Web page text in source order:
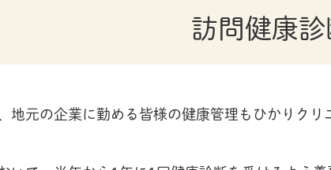
訪問健康診
地元の企業に勤める皆様の健康管理もひかりクリ